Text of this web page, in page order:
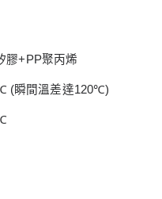
膠+PP聚丙烯
(瞬間溫差達120℃)